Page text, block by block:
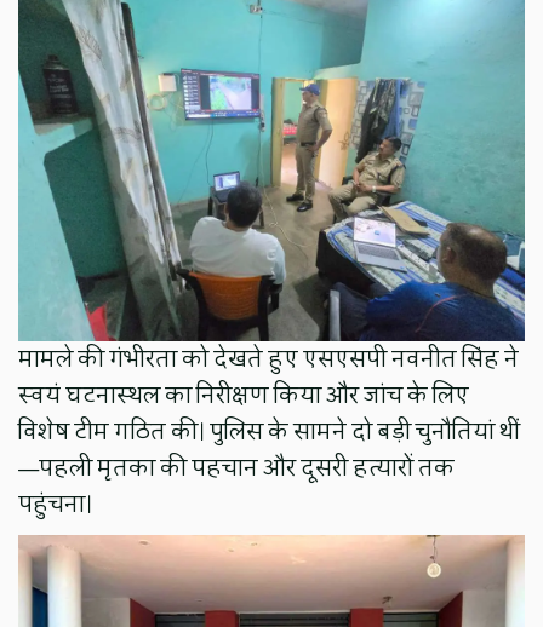
मामले की गंभीरता को देखते हुए एसएसपी नवनीत सिंह ने
स्वयं घटनास्थल का निरीक्षण किया और जांच के लिए
विशेष टीम गठित की। पुलिस के सामने दो बड़ी चुनौतियां थीं
—पहली मृतका की पहचान और दूसरी हत्यारों तक
पहुंचना।